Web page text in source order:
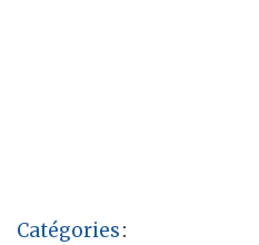
Catégories: